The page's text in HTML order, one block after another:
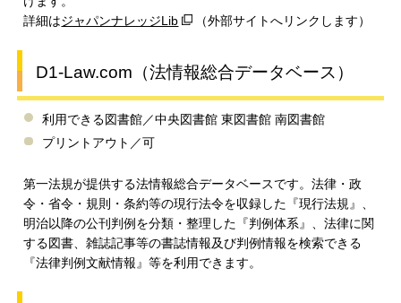
詳細はジャパンナレッジLib （外部サイトへリンクします）
D1‐Law.com（法情報総合データベース）
利用できる図書館／中央図書館 東図書館 南図書館
プリントアウト／可
第一法規が提供する法情報総合データベースです。法律・政
令・省令・規則・条約等の現行法令を収録した『現行法規』、
明治以降の公刊判例を分類・整理した『判例体系』、法律に関
する図書、雑誌記事等の書誌情報及び判例情報を検索できる
『法律判例文献情報』等を利用できます。